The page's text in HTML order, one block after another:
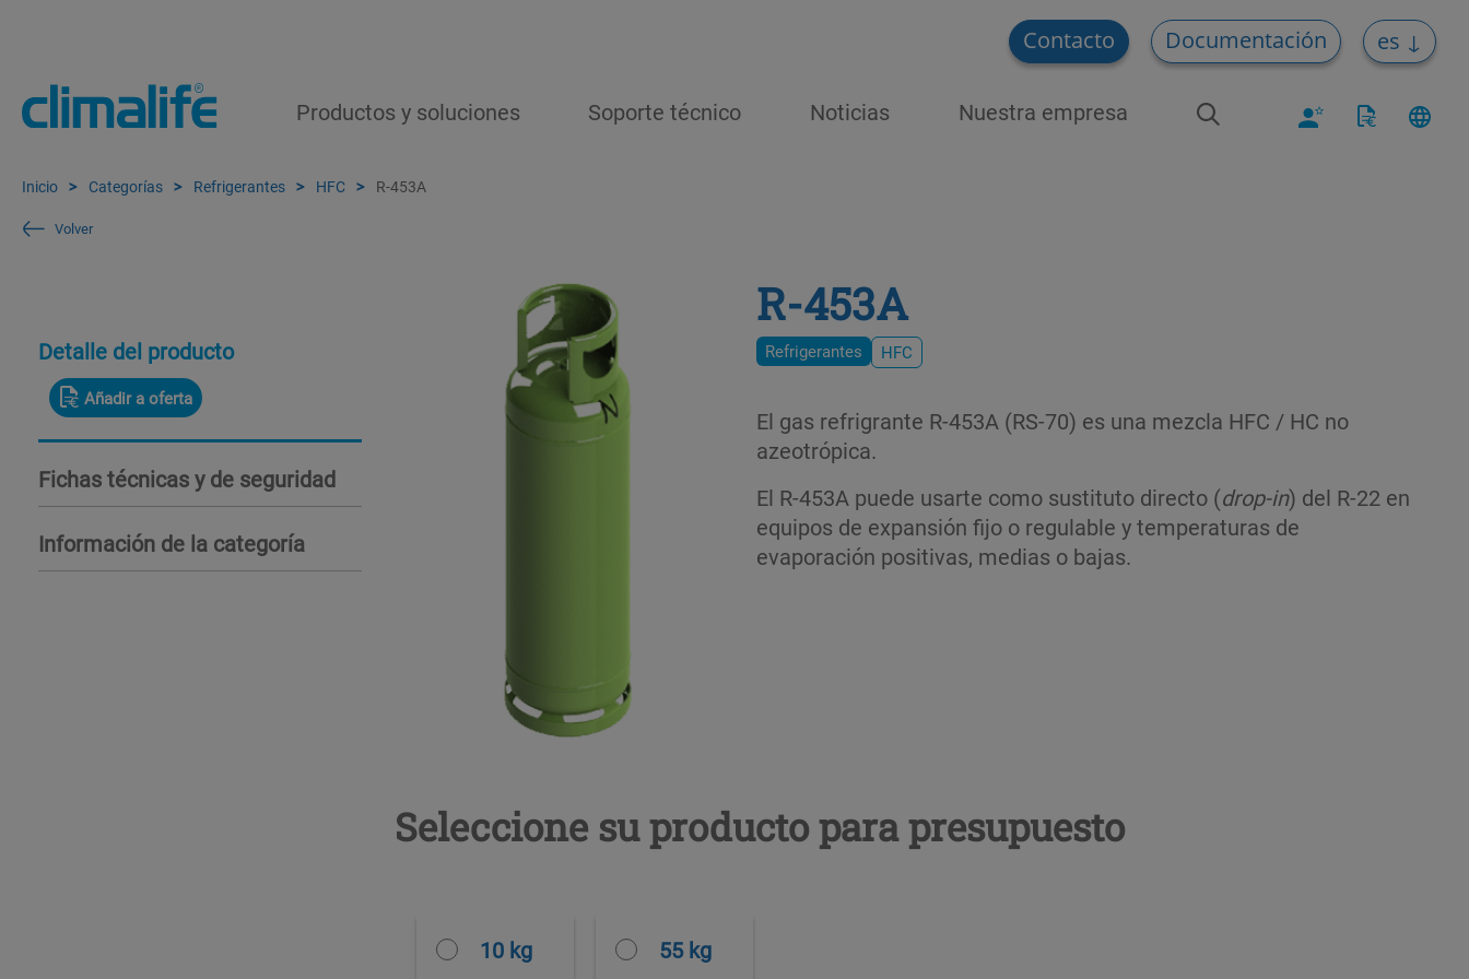
Contacto Documentación es
Productos y soluciones Soporte técnico Noticias Nuestra empresa
Inicio Categorías Refrigerantes HFC R-453A
Volver
Detalle del producto
Añadir a oferta
Fichas técnicas y de seguridad
Información de la categoría
R-453A
Refrigerantes HFC
El gas refrigrante R-453A (RS-70) es una mezcla HFC / HC no
azeotrópica.
El R-453A puede usarte como sustituto directo (drop-in) del R-22 en
equipos de expansión fijo o regulable y temperaturas de
evaporación positivas, medias o bajas.
Seleccione su producto para presupuesto
10 kg 55 kg